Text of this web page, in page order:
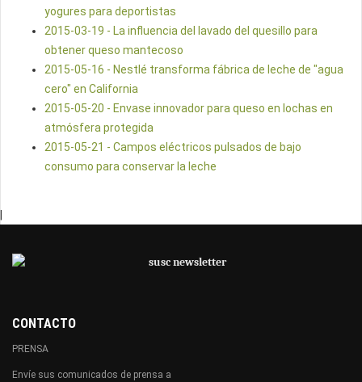
yogures para deportistas
2015-03-19 - La influencia del lavado del quesillo para
obtener queso mantecoso
2015-05-16 - Nestlé transforma fábrica de leche de "agua
cero" en California
2015-05-20 - Envase innovador para queso en lochas en
atmósfera protegida
2015-05-21 - Campos eléctricos pulsados de bajo
consumo para conservar la leche
CONTACTO
PRENSA
Envíe sus comunicados de prensa a